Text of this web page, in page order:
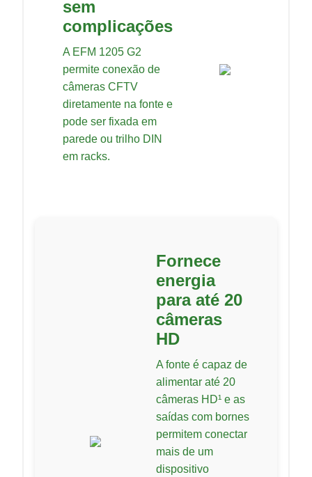
sem
complicações
A EFM 1205 G2
permite conexão de
câmeras CFTV
diretamente na fonte e
pode ser fixada em
parede ou trilho DIN
em racks.
Fornece
energia
para até 20
câmeras
HD
A fonte é capaz de
alimentar até 20
câmeras HD¹ e as
saídas com bornes
permitem conectar
mais de um
dispositivo